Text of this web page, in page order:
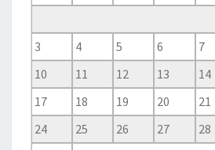
3
4 5 6 7
10
11 12 13 14
17
18 19 20 21
24
25 26 27 28